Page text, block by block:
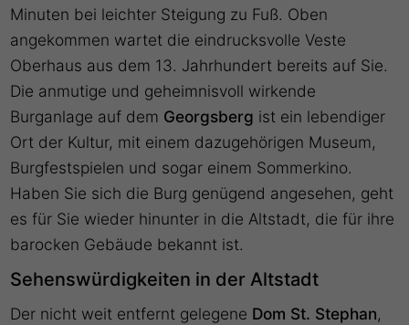
Minuten bei leichter Steigung zu Fuß. Oben
angekommen wartet die eindrucksvolle Veste
Oberhaus aus dem 13. Jahrhundert bereits auf Sie.
Die anmutige und geheimnisvoll wirkende
Burganlage auf dem Georgsberg ist ein lebendiger
Ort der Kultur, mit einem dazugehörigen Museum,
Burgfestspielen und sogar einem Sommerkino.
Haben Sie sich die Burg genügend angesehen, geht
es für Sie wieder hinunter in die Altstadt, die für ihre
barocken Gebäude bekannt ist.
Sehenswürdigkeiten in der Altstadt
Der nicht weit entfernt gelegene Dom St. Stephan,